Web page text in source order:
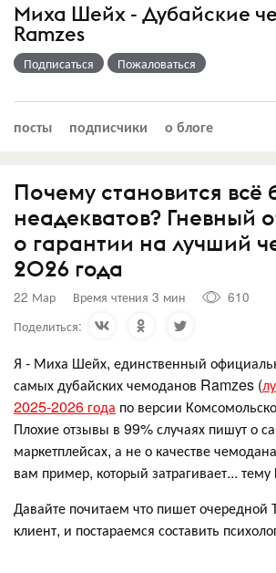
Миха Шейх - Дубайские
Ramzes
Подписаться Пожаловаться
посты подписчики о блоге
Почему становится всё
неадекватов? Гневный
о гарантии на лучший
2026 года
22 Мар Время чтения 3 мин
610
Поделиться:
Я - Миха Шейх, единственный
самых дубайских чемоданов Ramzes (
2025-2026 года по версии
Плохие отзывы в 99% случаях пишут о
маркетплейсах, а не о качестве
вам пример, который затрагивает...
Давайте почитаем что пишет
клиент, и постараемся составить